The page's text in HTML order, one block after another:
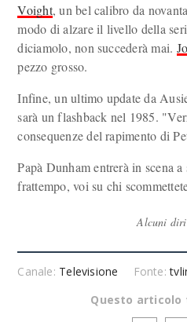
Voight, un bel calibro da
modo di alzare il livello della
diciamolo, non succederà mai.
pezzo grosso.
Infine, un ultimo update da
sarà un flashback nel 1985.
consequenze del rapimento di
Papà Dunham entrerà in scena
frattempo, voi su chi
Alcuni
Canale: Televisione Fonte:
Questo articolo